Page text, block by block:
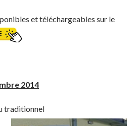
et téléchargeables sur le
2014
traditionnel